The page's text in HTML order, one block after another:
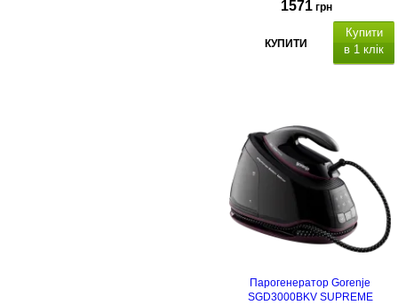
1571 грн
КУПИТИ
Купити
в 1 клік
Парогенератор Gorenje
SGD3000BKV SUPREME